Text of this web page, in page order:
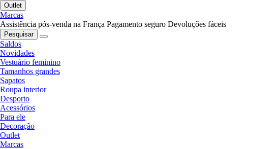
Outlet
Marcas
Assistência pós-venda na França Pagamento seguro Devoluções fáceis
Pesquisar
Saldos
Novidades
Vestuário feminino
Tamanhos grandes
Sapatos
Roupa interior
Desporto
Acessórios
Para ele
Decoração
Outlet
Marcas